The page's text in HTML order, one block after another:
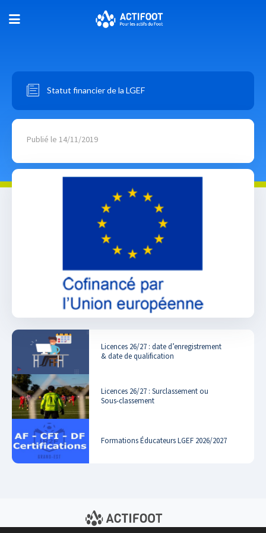
Statut financier de la LGEF
Publié le 14/11/2019
Licences 26/27 : date d’enregistrement
& date de qualification
Licences 26/27 : Surclassement ou
Sous-classement
Formations Éducateurs LGEF 2026/2027